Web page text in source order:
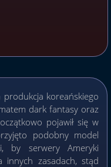
koreańskiego
dark fantasy oraz
pojawił się w
podobny model
by serwery Ameryki
innych zasadach, stąd